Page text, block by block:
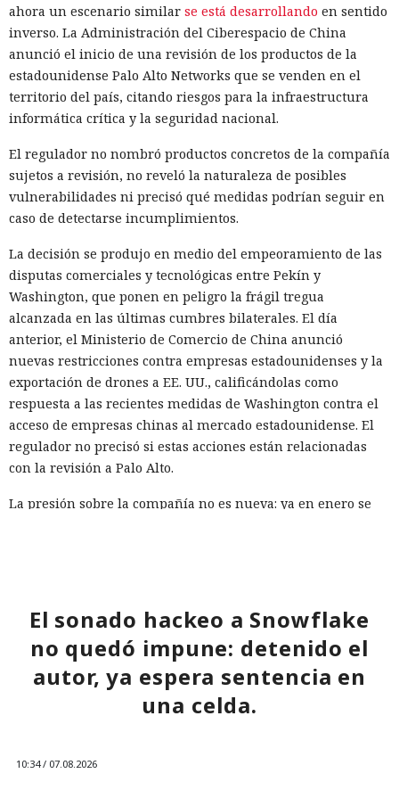
ahora un escenario similar se está desarrollando en sentido
inverso. La Administración del Ciberespacio de China
anunció el inicio de una revisión de los productos de la
estadounidense Palo Alto Networks que se venden en el
territorio del país, citando riesgos para la infraestructura
informática crítica y la seguridad nacional.
El regulador no nombró productos concretos de la compañía
sujetos a revisión, no reveló la naturaleza de posibles
vulnerabilidades ni precisó qué medidas podrían seguir en
caso de detectarse incumplimientos.
La decisión se produjo en medio del empeoramiento de las
disputas comerciales y tecnológicas entre Pekín y
Washington, que ponen en peligro la frágil tregua
alcanzada en las últimas cumbres bilaterales. El día
anterior, el Ministerio de Comercio de China anunció
nuevas restricciones contra empresas estadounidenses y la
exportación de drones a EE. UU., calificándolas como
respuesta a las recientes medidas de Washington contra el
acceso de empresas chinas al mercado estadounidense. El
regulador no precisó si estas acciones están relacionadas
con la revisión a Palo Alto.
La presión sobre la compañía no es nueva: ya en enero se
por cierto, se especializa en protección de redes y en la
nube, y tiene oficinas en Pekín, Shanghái, Cantón,
Shenzhen y Macao.
Un escenario similar ya se desarrolló con el fabricante de
chips de memoria Micron Technology. En 2023, la
El sonado hackeo a Snowflake
no quedó impune: detenido el
autor, ya espera sentencia en
una celda.
10:34 / 07.08.2026